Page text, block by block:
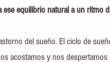
ese equilibrio natural a un ritmo
del sueño. El ciclo de
acostamos y nos despertamos